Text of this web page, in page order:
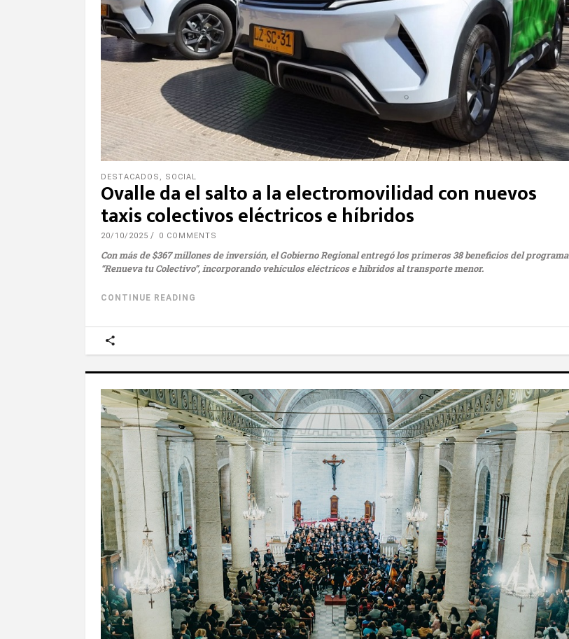
DESTACADOS , SOCIAL
Ovalle da el salto a la electromovilidad con nuevos
taxis colectivos eléctricos e híbridos
20/10/2025 0 COMMENTS
Con más de $367 millones de inversión, el Gobierno Regional entregó los primeros 38 beneficios del programa
“Renueva tu Colectivo”, incorporando vehículos eléctricos e híbridos al transporte menor.
CONTINUE READING